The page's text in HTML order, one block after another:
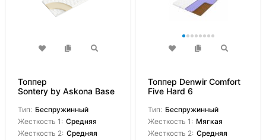
Топпер
Sontery by Askona Base
Тип: Беспружинный
Жесткость 1: Средняя
Жесткость 2: Средняя
Топпер Denwir Comfort
Five Hard 6
Тип: Беспружинный
Жесткость 1: Мягкая
Жесткость 2: Средняя